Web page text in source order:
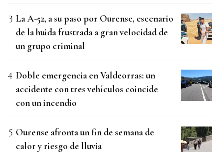
La A-52, a su paso por Ourense, escenario
de la huida frustrada a gran velocidad de
un grupo criminal
Doble emergencia en Valdeorras: un
accidente con tres vehículos coincide
con un incendio
Ourense afronta un fin de semana de
calor y riesgo de lluvia